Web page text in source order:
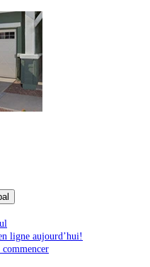
ligne aujourd’hui!